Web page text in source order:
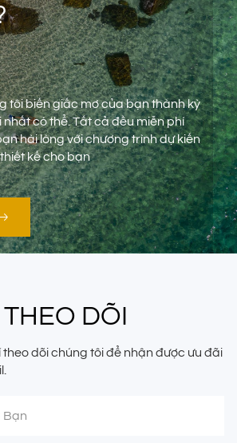
tôi biến giấc mơ của bạn thành kỳ
nhất có thể. Tất cả đều miễn phí
hài lòng với chương trình dự kiến
kế cho bạn
DÕI
dõi chúng tôi để nhận được ưu đãi